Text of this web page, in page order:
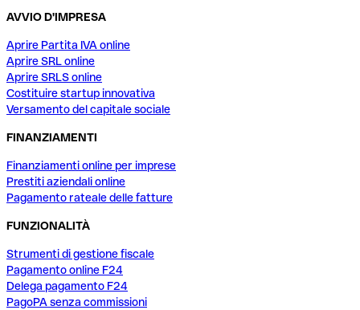
AVVIO D'IMPRESA
Aprire Partita IVA online
Aprire SRL online
Aprire SRLS online
Costituire startup innovativa
Versamento del capitale sociale
FINANZIAMENTI
Finanziamenti online per imprese
Prestiti aziendali online
Pagamento rateale delle fatture
FUNZIONALITÀ
Strumenti di gestione fiscale
Pagamento online F24
Delega pagamento F24
PagoPA senza commissioni